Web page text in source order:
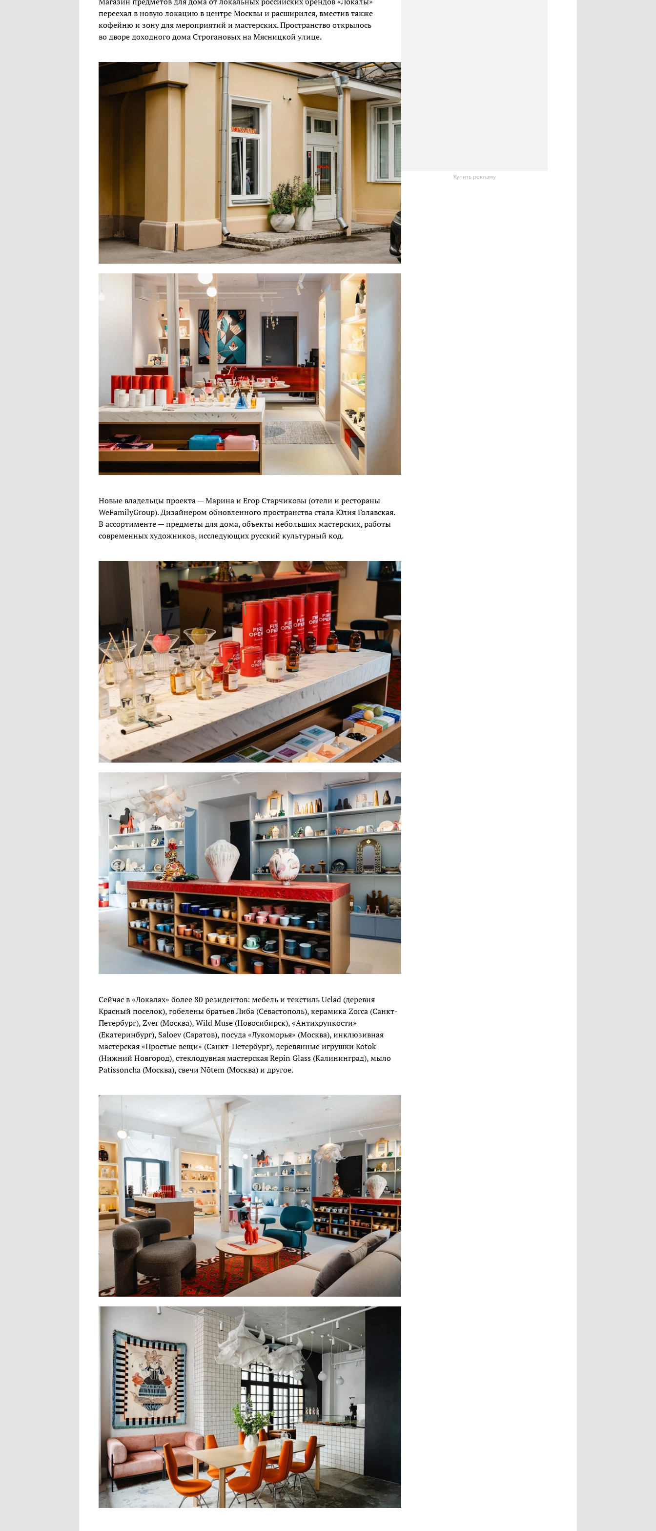
переехал в новую локацию в центре Москвы и расширился, вместив также
кофейню и зону для мероприятий и мастерских. Пространство открылось
во дворе доходного дома Строгановых на Мясницкой улице.
Новые владельцы проекта — Марина и Егор Старчиковы (отели и рестораны
WeFamilyGroup). Дизайнером обновленного пространства стала Юлия Голавская.
В ассортименте — предметы для дома, объекты небольших мастерских, работы
современных художников, исследующих русский культурный код.
Сейчас в «Локалах» более 80 резидентов: мебель и текстиль Uclad (деревня
Красный поселок), гобелены братьев Либа (Севастополь), керамика Zorca (Санкт-
Петербург), Zver (Москва), Wild Muse (Новосибирск), «Антихрупкости»
(Екатеринбург), Saloev (Саратов), посуда «Лукоморья» (Москва), инклюзивная
мастерская «Простые вещи» (Санкт-Петербург), деревянные игрушки Kotok
(Нижний Новгород), стеклодувная мастерская Repin Glass (Калининград), мыло
Patissoncha (Москва), свечи Nōtem (Москва) и другое.
Купить рекламу